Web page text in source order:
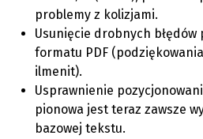
problemy z kolizjami.
Usunięcie drobnych
formatu PDF
ilmenit).
Usprawnienie
pionowa jest teraz zawsze
bazowej tekstu.